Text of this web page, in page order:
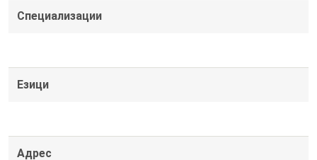
Специализации
Езици
Адрес